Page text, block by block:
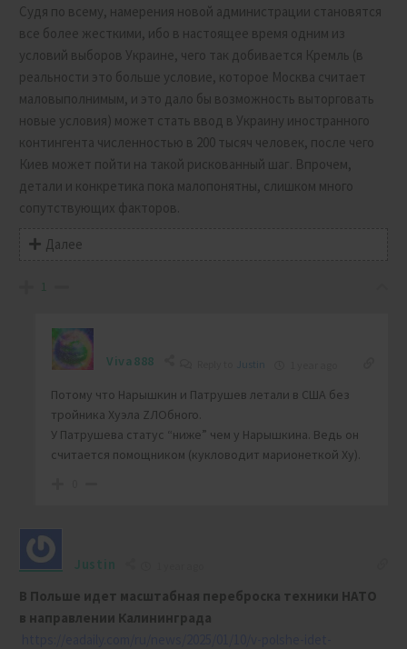
Судя по всему, намерения новой администрации становятся
все более жесткими, ибо в настоящее время одним из
условий выборов Украине, чего так добивается Кремль (в
реальности это больше условие, которое Москва считает
маловыполнимым, и это дало бы возможность выторговать
новые условия) может стать ввод в Украину иностранного
контингента численностью в 200 тысяч человек, после чего
Киев может пойти на такой рискованный шаг. Впрочем,
детали и конкретика пока малопонятны, слишком много
сопутствующих факторов.
Далее
1
Viva888 Justin
Потому что Нарышкин и Патрушев летали в США без
тройника Хуэла ZЛОбного.
У Патрушева статус “ниже” чем у Нарышкина. Ведь он
считается помощником (кукловодит марионеткой Ху).
Justin
В Польше идет масштабная переброска техники НАТО
в направлении Калининграда